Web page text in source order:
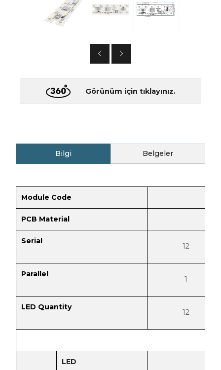
Görünüm için tıklayınız.
Bilgi Belgeler
Module Code
PCB Material
Serial
12
Parallel
1
LED Quantity
12
LED